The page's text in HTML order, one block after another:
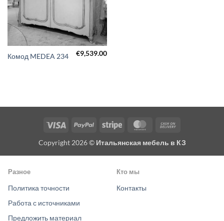
Комод MEDEA 234 €9,539.00
Visa PayPal Stripe MasterCard
Delivery
Copyright 2026 © Итальянская мебель в КЗ
Разное
Политика точности
Работа с источниками
Предложить материал
Кто мы
Контакты